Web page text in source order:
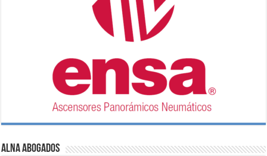
ALNA Abogados